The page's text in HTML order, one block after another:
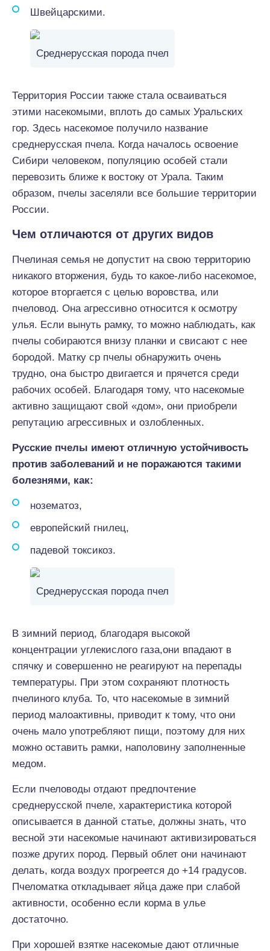
Швейцарскими.
Среднерусская порода пчел
Территория России также стала осваиваться
этими насекомыми, вплоть до самых Уральских
гор. Здесь насекомое получило название
среднерусская пчела. Когда началось освоение
Сибири человеком, популяцию особей стали
перевозить ближе к востоку от Урала. Таким
образом, пчелы заселяли все большие территории
России.
Чем отличаются от других видов
Пчелиная семья не допустит на свою территорию
никакого вторжения, будь то какое-либо насекомое,
которое вторгается с целью воровства, или
пчеловод. Она агрессивно относится к осмотру
улья. Если вынуть рамку, то можно наблюдать, как
пчелы собираются внизу планки и свисают с нее
бородой. Матку ср пчелы обнаружить очень
трудно, она быстро двигается и прячется среди
рабочих особей. Благодаря тому, что насекомые
активно защищают свой «дом», они приобрели
репутацию агрессивных и озлобленных.
Русские пчелы имеют отличную устойчивость
против заболеваний и не поражаются такими
болезнями, как:
нозематоз,
европейский гнилец,
падевой токсикоз.
Среднерусская порода пчел
В зимний период, благодаря высокой
концентрации углекислого газа,они впадают в
спячку и совершенно не реагируют на перепады
температуры. При этом сохраняют плотность
пчелиного клуба. То, что насекомые в зимний
период малоактивны, приводит к тому, что они
очень мало употребляют пищи, поэтому для них
можно оставить рамки, наполовину заполненные
медом.
Если пчеловоды отдают предпочтение
среднерусской пчеле, характеристика которой
описывается в данной статье, должны знать, что
весной эти насекомые начинают активизироваться
позже других пород. Первый облет они начинают
делать, когда воздух прогреется до +14 градусов.
Пчеломатка откладывает яйца даже при слабой
активности, особенно если корма в улье
достаточно.
При хорошей взятке насекомые дают отличные